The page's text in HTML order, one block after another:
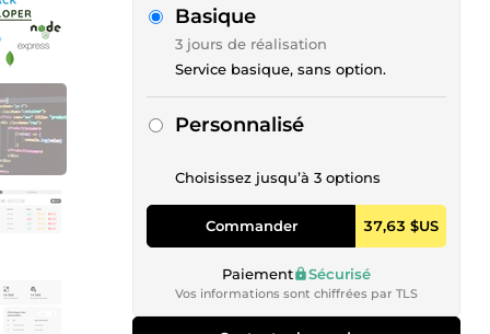
Basique
3 jours de réalisation
Service basique, sans option.
Personnalisé
Choisissez jusqu’à 3 options
Commander 37,63 $US
Paiement Sécurisé
Vos informations sont chiffrées par TLS